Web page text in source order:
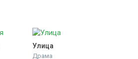
Улица
Драма